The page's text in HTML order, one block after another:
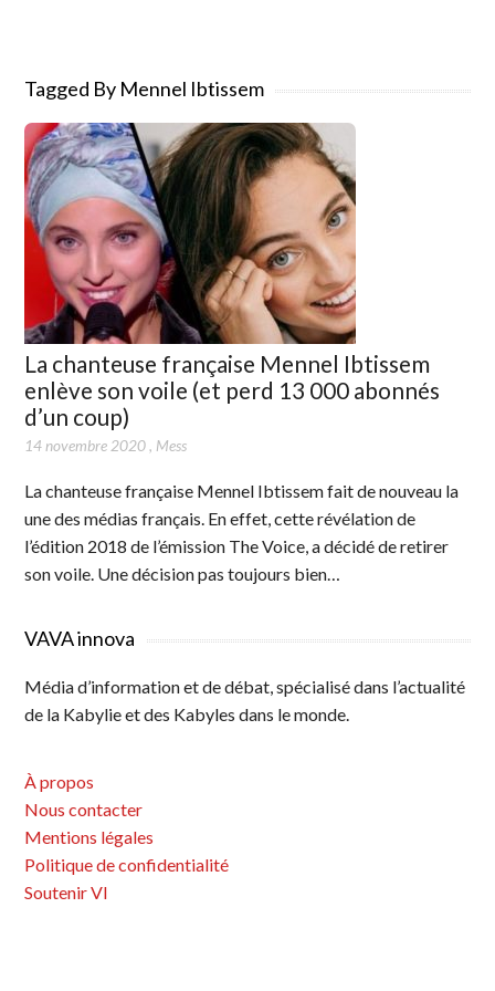
Tagged By Mennel Ibtissem
La chanteuse française Mennel Ibtissem
enlève son voile (et perd 13 000 abonnés
d’un coup)
14 novembre 2020, Mess
La chanteuse française Mennel Ibtissem fait de nouveau la
une des médias français. En effet, cette révélation de
l’édition 2018 de l’émission The Voice, a décidé de retirer
son voile. Une décision pas toujours bien…
VAVA innova
Média d’information et de débat, spécialisé dans l’actualité
de la Kabylie et des Kabyles dans le monde.
À propos
Nous contacter
Mentions légales
Politique de confidentialité
Soutenir VI